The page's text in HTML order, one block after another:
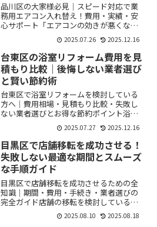
品川区の大家様必見｜スピード対応で業
務用エアコン入れ替え！費用・実績・安
心サポート「エアコンの効きが悪くなっ
た」「急な故障で入居者からクレーム
が…」「どこに頼めばいいか分からな
い」品川区でマンション・アパートをお
持ちの大家様や、オフィス・店...
2025.07.26 2025.12.16
台東区の浴室リフォーム費用を見
積もり比較｜後悔しない業者選び
と賢い節約術
台東区で浴室リフォームを検討している
方へ｜費用相場・見積もり比較・失敗し
ない業者選びとお得な節約ポイント浴室
リフォームを考えはじめると、「どのく
らい費用がかかるの？」「業者ごとの見
積もりってどう違うの？」「できるだけ
安い費用で満足できる工事...
2025.07.27 2025.12.16
目黒区で店舗移転を成功させる！
失敗しない最適な期間とスムーズ
な手順ガイド
目黒区で店舗移転を成功させるための全
知識｜期間・費用・手続き・業者選びの
完全ガイド店舗の移転を検討しているも
のの、「どれくらいの期間が必要？」
「費用はどのくらいかかるの？」「何か
2025.08.10 2025.08.18